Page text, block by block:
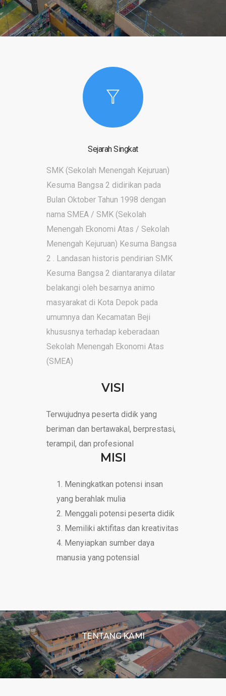
Sejarah Singkat
SMK (Sekolah Menengah Kejuruan)
Kesuma Bangsa 2 didirikan pada
Bulan Oktober Tahun 1998 dengan
nama SMEA / SMK (Sekolah
Menengah Ekonomi Atas / Sekolah
Menengah Kejuruan) Kesuma Bangsa
2 . Landasan historis pendirian SMK
Kesuma Bangsa 2 diantaranya dilatar
belakangi oleh besarnya animo
masyarakat di Kota Depok pada
umumnya dan Kecamatan Beji
khususnya terhadap keberadaan
Sekolah Menengah Ekonomi Atas
(SMEA)
VISI
Terwujudnya peserta didik yang
beriman dan bertawakal, berprestasi,
terampil, dan profesional
MISI
Meningkatkan potensi insan
yang berahlak mulia
Menggali potensi peserta didik
Memiliki aktifitas dan kreativitas
Menyiapkan sumber daya
manusia yang potensial
TENTANG KAMI